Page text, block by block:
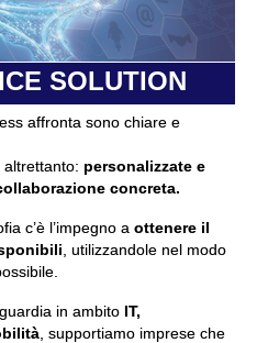
SOLUTION
affronta sono chiare e
altrettanto: personalizzate e
concreta.
c’è l’impegno a ottenere il
, utilizzandole nel modo
in ambito IT,
, supportiamo imprese che